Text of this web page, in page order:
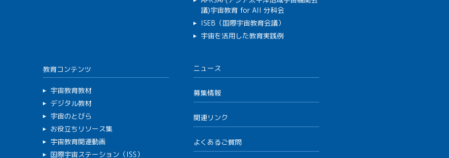
議)宇宙教育 for All 分科会
ISEB（国際宇宙教育会議）
宇宙を活用した教育実践例
教育コンテンツ
宇宙教育教材
デジタル教材
宇宙のとびら
お役立ちリソース集
宇宙教育関連動画
国際宇宙ステーション（ISS）
ニュース
募集情報
関連リンク
よくあるご質問